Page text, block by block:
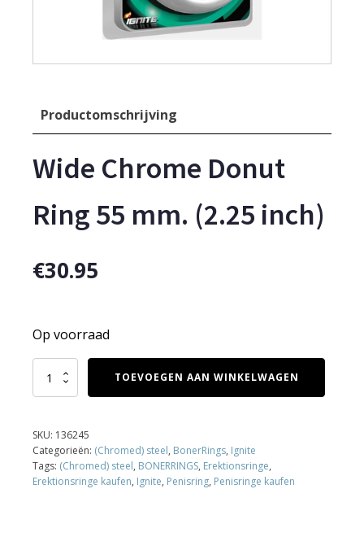
Productomschrijving
Wide Chrome Donut
Ring 55 mm. (2.25 inch)
€30.95
Op voorraad
Wide
Chrome
55
mm.
(2.25
inch)
TOEVOEGEN AAN WINKELWAGEN
SKU: 136245
Categorieën: (Chromed) steel, BonerRings, Ignite
Tags: (Chromed) steel, BONERRINGS, Erektionsringe,
Erektionsringe kaufen, Ignite, Penisring, Penisringe kaufen